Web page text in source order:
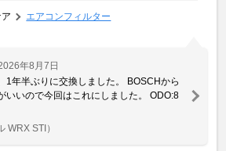
エアコンフィルター
年8月7日
1年半ぶりに交換しました。 BOSCHから
いいので今回はこれにしました。 ODO:8
WRX STI）